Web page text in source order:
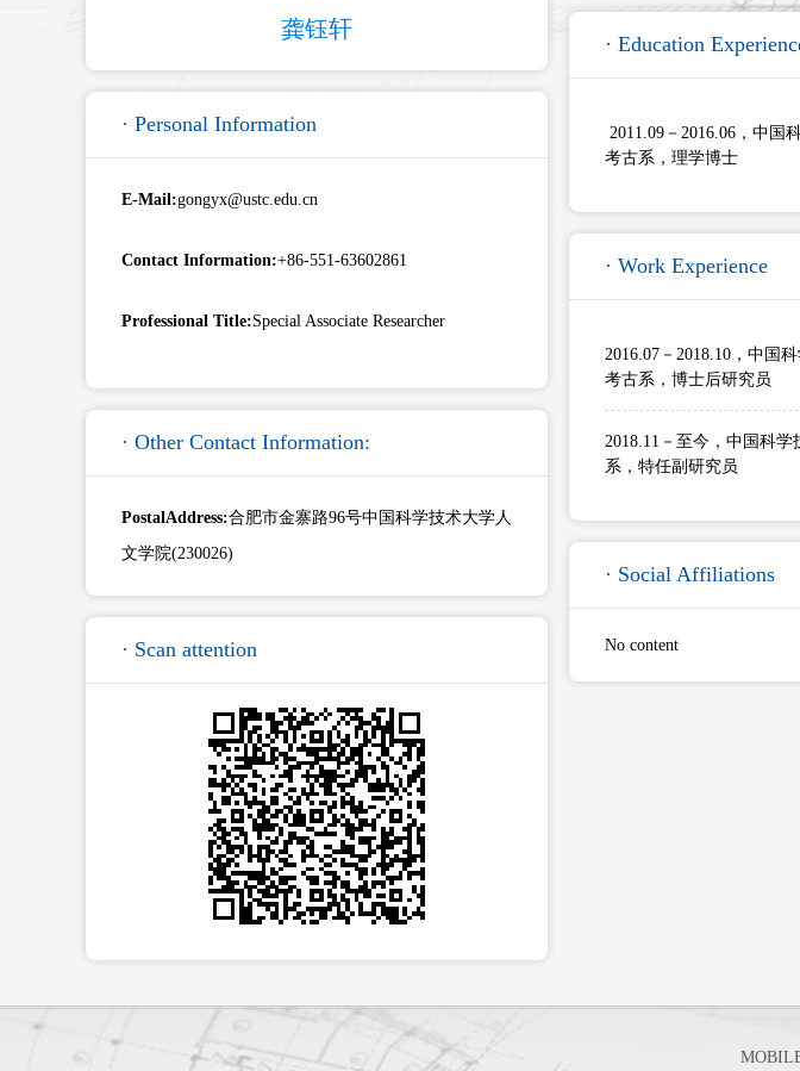
龚钰轩
· Personal Information
E-Mail:gongyx@ustc.edu.cn
Contact Information:+86-551-63602861
Professional Title:Special Associate Researcher
· Other Contact Information:
PostalAddress:合肥市金寨路96号中国科学技术大学人
文学院(230026)
· Scan attention
· Education
2011.09－2016.06，中国
考古系，理学博士
· Work Experience
2016.07－2018.10，中国
考古系，博士后研究员
2018.11－至今，中国科
系，特任副研究员
· Social Affiliations
No content